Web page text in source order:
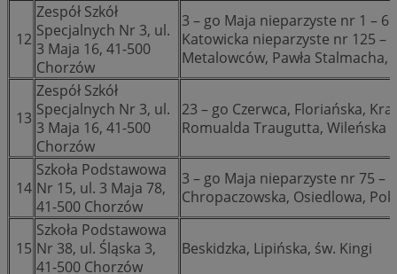
12
Zespół Szkół
Specjalnych Nr 3, ul.
3 Maja 16, 41-500
Chorzów
3 – go Maja nieparzyste nr 1 –
Katowicka nieparzyste nr 125 –
Metalowców, Pawła
13
Zespół Szkół
Specjalnych Nr 3, ul.
3 Maja 16, 41-500
Chorzów
23 – go Czerwca, Floriańska,
Romualda Traugutta, Wileńska
14
Szkoła Podstawowa
Nr 15, ul. 3 Maja 78,
41-500 Chorzów
3 – go Maja nieparzyste nr 75 –
Chropaczowska, Osiedlowa,
15
Szkoła Podstawowa
Nr 38, ul. Śląska 3,
41-500 Chorzów
Beskidzka, Lipińska, św. Kingi